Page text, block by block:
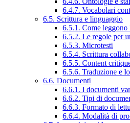
6.4.7. Vocabolari
6.5. Scrittura e linguaggio
6.5.1. Come leggono
6.5.2. Le regole per
6.5.3. Microtesti
6.5.4. Scrittura
6.5.5. Content
6.5.6. Traduzione e
6.6. Documenti
6.6.1. I documenti
6.6.2. Tipi di
6.6.3. Formato di
6.6.4. Modalità di